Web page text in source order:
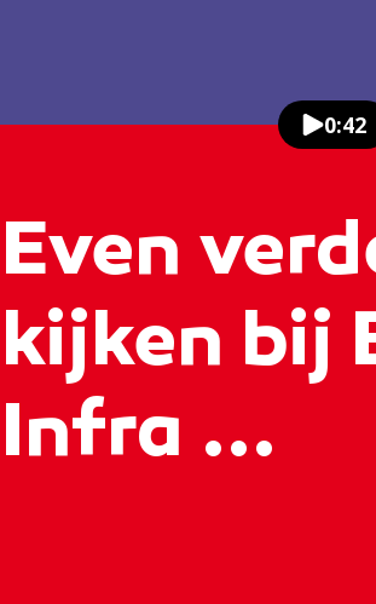
0:42
Even
kijken bij
Infra ...